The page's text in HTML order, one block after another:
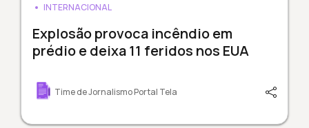
INTERNACIONAL
Explosão provoca incêndio em
prédio e deixa 11 feridos nos EUA
Time de Jornalismo Portal Tela